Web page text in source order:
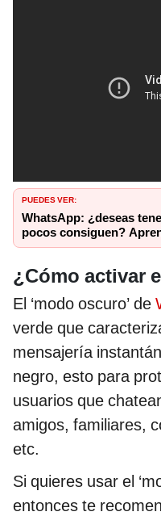
PUEDES VER:
WhatsApp: ¿deseas
pocos consiguen?
¿Cómo activar
El ‘modo oscuro’ de
verde que
mensajería
negro, esto para
usuarios que
amigos, familiares,
etc.
Si quieres usar el
entonces te